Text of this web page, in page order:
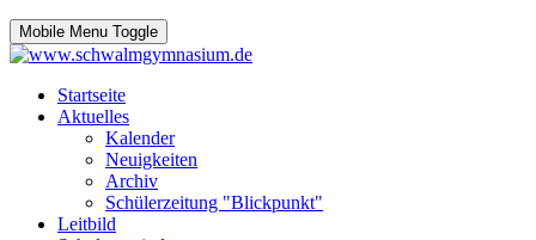
Mobile Menu Toggle
Startseite
Aktuelles
Kalender
Neuigkeiten
Archiv
Schülerzeitung "Blickpunkt"
Leitbild